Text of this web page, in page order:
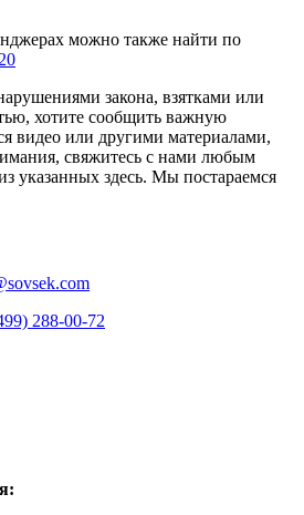
можно также найти по
закона, взятками или
хотите сообщить важную
видео или другими материалами,
свяжитесь с нами любым
указанных здесь. Мы постараемся
288-00-72